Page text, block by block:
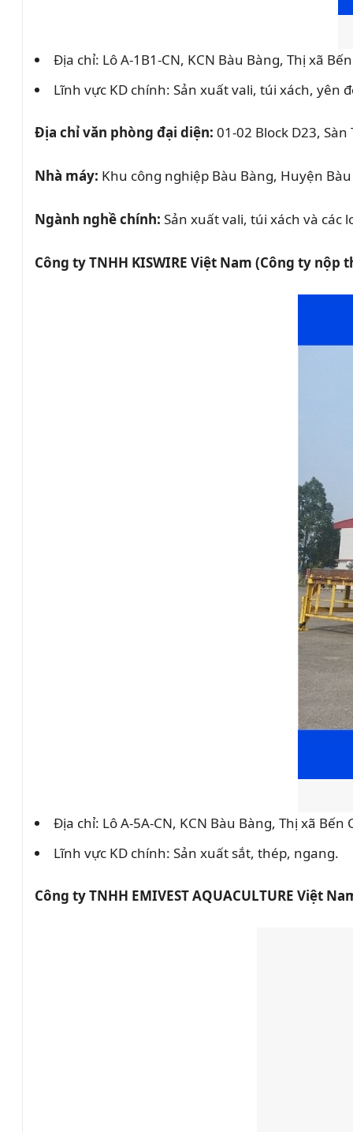
Địa chỉ: Lô A-1B1-CN, KCN Bàu Bàng, Thị xã
Lĩnh vực KD chính: Sản xuất vali, túi xách, yên
Địa chỉ văn phòng đại diện: 01-02 Block D23,
Nhà máy: Khu công nghiệp Bàu Bàng, Huyện
Ngành nghề chính: Sản xuất vali, túi xách và các
Công ty TNHH KISWIRE Việt Nam (Công ty
Địa chỉ: Lô A-5A-CN, KCN Bàu Bàng, Thị xã Bến
Lĩnh vực KD chính: Sản xuất sắt, thép, ngang.
Công ty TNHH EMIVEST AQUACULTURE Việt